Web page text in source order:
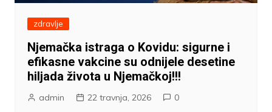
zdravlje
Njemačka istraga o Kovidu: sigurne i
efikasne vakcine su odnijele desetine
hiljada života u Njemačkoj!!!
admin 22 travnja, 2026 0